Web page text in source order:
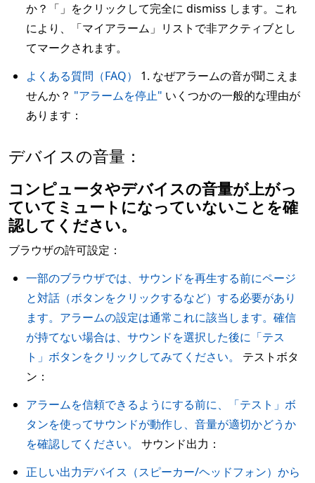
か？「」をクリックして完全に dismiss します。これ
により、「マイアラーム」リストで非アクティブとし
てマークされます。
よくある質問（FAQ）
1. なぜアラームの音が聞こえま
せんか？ "アラームを停止" いくつかの一般的な理由が
あります：
デバイスの音量：
コンピュータやデバイスの音量が上がっ
ていてミュートになっていないことを確
認してください。
ブラウザの許可設定：
一部のブラウザでは、サウンドを再生する前にページ
と対話（ボタンをクリックするなど）する必要があり
ます。アラームの設定は通常これに該当します。確信
が持てない場合は、サウンドを選択した後に「テス
ト」ボタンをクリックしてみてください。
テストボタ
ン：
アラームを信頼できるようにする前に、「テスト」ボ
タンを使ってサウンドが動作し、音量が適切かどうか
を確認してください。
サウンド出力：
正しい出力デバイス（スピーカー/ヘッドフォン）から